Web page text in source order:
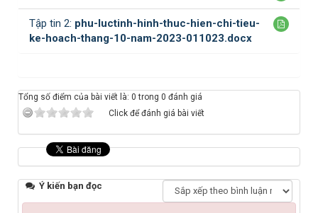
Tập tin 2: phu-luctinh-hinh-thuc-hien-chi-tieu-
ke-hoach-thang-10-nam-2023-011023.docx
Tổng số điểm của bài viết là: 0 trong 0 đánh giá
Click để đánh giá bài viết
Ý kiến bạn đọc